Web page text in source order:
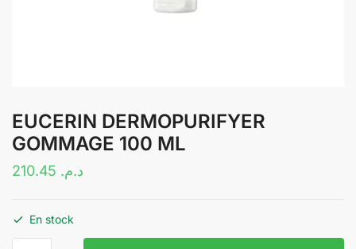
EUCERIN DERMOPURIFYER
GOMMAGE 100 ML
د.م.
En stock